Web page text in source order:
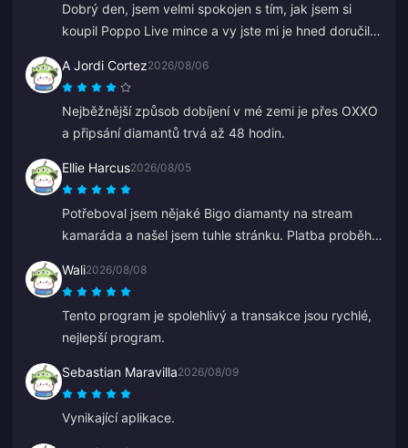
Dobrý den, jsem velmi spokojen s tím, jak jsem si
koupil Poppo Live mince a vy jste mi je hned doručili
tím, jak mě navedla. Děkuji, jen tak dál.
A Jordi Cortez2026/08/06
Nejběžnější způsob dobíjení v mé zemi je přes OXXO
a připsání diamantů trvá až 48 hodin.
Ellie Harcus2026/08/05
Potřeboval jsem nějaké Bigo diamanty na stream
kamaráda a našel jsem tuhle stránku. Platba proběhla
Wali2026/08/08
Tento program je spolehlivý a transakce jsou rychlé,
nejlepší program.
Sebastian Maravilla2026/08/09
Vynikající aplikace.